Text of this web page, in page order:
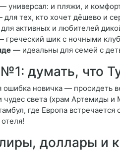
универсал: и пляжи, и
для тех, кто хочет дёшево и
активных и любителей
греческий шик с ночными
— идеальны для семей с
думать, что
ошибка новичка — просидеть
чудес света (храм Артемиды
где Европа
доллары и